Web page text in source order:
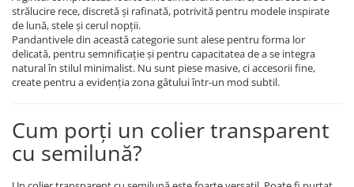
strălucire rece, discretă și rafinată, potrivită pentru modele inspirate
de lună, stele și cerul nopții.
Pandantivele din această categorie sunt alese pentru forma lor
delicată, pentru semnificație și pentru capacitatea de a se integra
natural în stilul minimalist. Nu sunt piese masive, ci accesorii fine,
create pentru a evidenția zona gâtului într-un mod subtil.
Cum porți un colier transparent
cu semilună?